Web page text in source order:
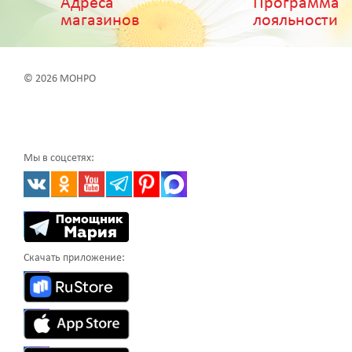
магазинов
лояльности
© 2026 МОНРО
Мы в соцсетях:
Скачать приложение: